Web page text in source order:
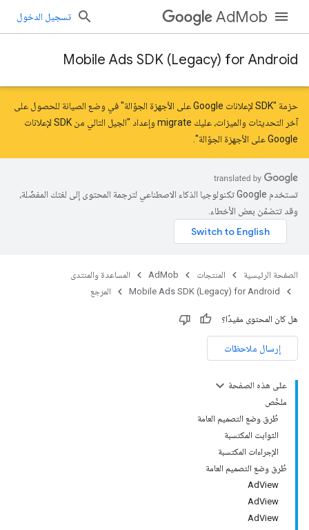
AdMob تسجيل الدخول
Mobile Ads SDK (Legacy) for Android
حزمة "SDK لإعلانات Google على الأجهزة الجوّالة" في وضع الصيانة للحصول على
آخر التحديثات والميزات، عليك migrate و
إعداد "الجيل التالي من SDK لإعلانات
Google على الأجهزة الجوّالة"
تستخدم Google تكنولوجيا الذكاء الاصطناعي لترجمة المحتوى إلى لغتك المفضّلة،
وقد تتضمّن بعض الأخطاء.
الصفحة الرئيسية المنتجات AdMob
المساعدة والمنتدى
Mobile Ads SDK (Legacy) for Android
المرجع
هل كان المحتوى مفيدًا؟
إرسال ملاحظات
على هذه الصفحة
ملخّص
طُرق وضع التصميم العامة
الثوابت المكتسبة
الإجراءات المكتسبة
طُرق وضع التصميم العامة
AdView
AdView
AdView